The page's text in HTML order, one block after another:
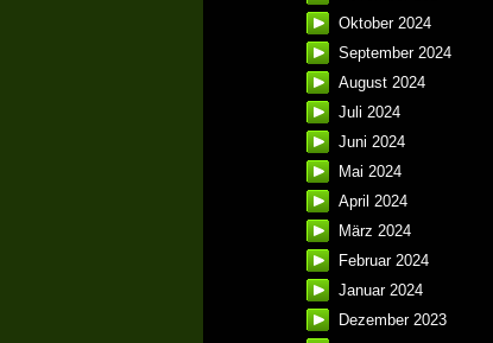
Oktober 2024
September 2024
August 2024
Juli 2024
Juni 2024
Mai 2024
April 2024
März 2024
Februar 2024
Januar 2024
Dezember 2023